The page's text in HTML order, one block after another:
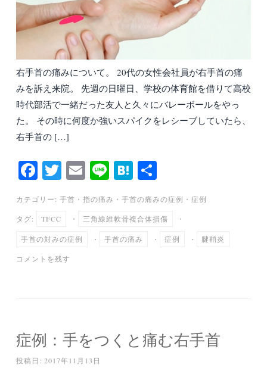
右手首の痛みについて。 20代の女性会社員が右手首の痛
みを訴え来院。 先週の日曜日、学校の体育館を借りて高校
時代部活で一緒だった友人と久々にバレーボールをやっ
た。 その時に何度か強いスパイクをレシーブしていたら、
右手首の […]
Fa
ce
bo
ok
T
wi
tte
E
m
ail
Li
ne
H
at
en
a
有
カテゴリー: 手首・指の痛み ・ 手首の痛みの症例 ・ 症例
タグ: TFCC ・ 三角線維軟骨複合体損傷 ・
手首の対みの症例 ・ 手首の痛み ・ 症例 ・ 腱鞘炎
コメントを残す
症例：手をつくと痛む右手首
投稿日: 2017年11月13日